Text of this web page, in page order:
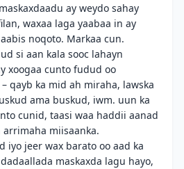
ay weydo sahay
waxaa laga yaabaa in ay
noqoto. Markaa cun.
si aan kala sooc lahayn
xoogaa cunto fudud oo
qayb ka mid ah miraha, lawska
ama buskud, iwm. uun ka
cunid, taasi waa haddii aanad
miisaanka.
iyo jeer wax barato oo aad ka
maskaxda lagu hayo,